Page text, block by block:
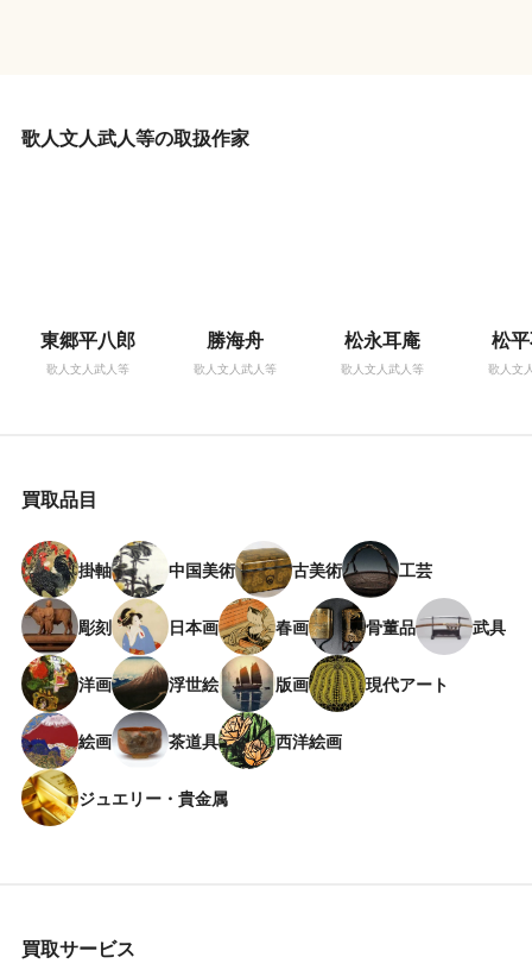
歌人文人武人等の取扱作家
東郷平八郎
歌人文人武人等
勝海舟
歌人文人武人等
松永耳庵
歌人文人武人等
松
歌人文
買取品目
掛軸 中国美術 古美術 工芸
彫刻 日本画 春画 骨董品 武具
洋画 浮世絵 版画 現代アート
絵画 茶道具 西洋絵画
ジュエリー・貴金属
買取サービス